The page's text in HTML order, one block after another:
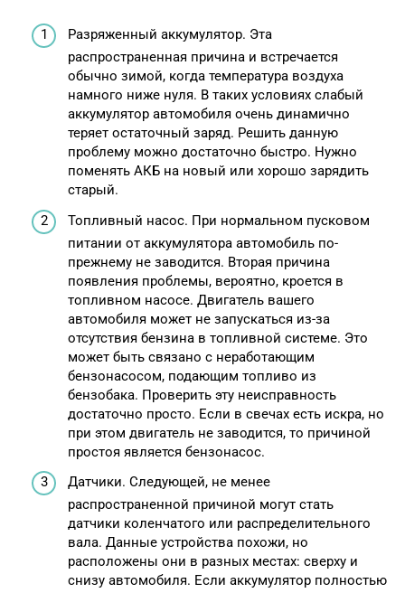
Разряженный аккумулятор. Эта
распространенная причина и встречается
обычно зимой, когда температура воздуха
намного ниже нуля. В таких условиях слабый
аккумулятор автомобиля очень динамично
теряет остаточный заряд. Решить данную
проблему можно достаточно быстро. Нужно
поменять АКБ на новый или хорошо зарядить
старый.
Топливный насос. При нормальном пусковом
питании от аккумулятора автомобиль по-
прежнему не заводится. Вторая причина
появления проблемы, вероятно, кроется в
топливном насосе. Двигатель вашего
автомобиля может не запускаться из-за
отсутствия бензина в топливной системе. Это
может быть связано с неработающим
бензонасосом, подающим топливо из
бензобака. Проверить эту неисправность
достаточно просто. Если в свечах есть искра, но
при этом двигатель не заводится, то причиной
простоя является бензонасос.
Датчики. Следующей, не менее
распространенной причиной могут стать
датчики коленчатого или распределительного
вала. Данные устройства похожи, но
расположены они в разных местах: сверху и
снизу автомобиля. Если аккумулятор полностью